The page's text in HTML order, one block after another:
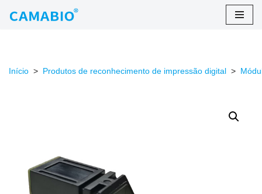
conteúdo
Início > Produtos de reconhecimento de impressão digital >